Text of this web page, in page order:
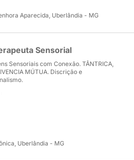
Aparecida, Uberlândia - MG
Sensorial
Sensoriais com Conexão. TÂNTRICA,
MÚTUA. Discrição e
Uberlândia - MG